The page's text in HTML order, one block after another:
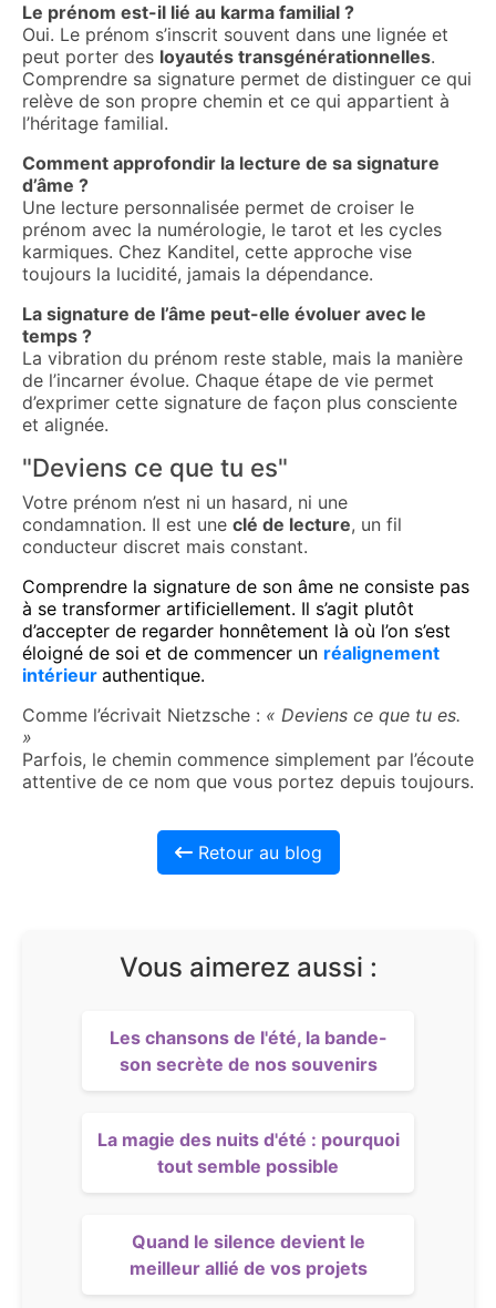
Le prénom est-il lié au karma familial ?
Oui. Le prénom s’inscrit souvent dans une lignée et
peut porter des loyautés transgénérationnelles.
Comprendre sa signature permet de distinguer ce qui
relève de son propre chemin et ce qui appartient à
l’héritage familial.
Comment approfondir la lecture de sa signature
d’âme ?
Une lecture personnalisée permet de croiser le
prénom avec la numérologie, le tarot et les cycles
karmiques. Chez Kanditel, cette approche vise
toujours la lucidité, jamais la dépendance.
La signature de l’âme peut-elle évoluer avec le
temps ?
La vibration du prénom reste stable, mais la manière
de l’incarner évolue. Chaque étape de vie permet
d’exprimer cette signature de façon plus consciente
et alignée.
"Deviens ce que tu es"
Votre prénom n’est ni un hasard, ni une
condamnation. Il est une clé de lecture, un fil
conducteur discret mais constant.
Comprendre la signature de son âme ne consiste pas
à se transformer artificiellement. Il s’agit plutôt
d’accepter de regarder honnêtement là où l’on s’est
éloigné de soi et de commencer un réalignement
intérieur authentique.
Comme l’écrivait Nietzsche : « Deviens ce que tu es.
»
Parfois, le chemin commence simplement par l’écoute
attentive de ce nom que vous portez depuis toujours.
Retour au blog
Vous aimerez aussi :
Les chansons de l'été, la bande-
son secrète de nos souvenirs
La magie des nuits d'été : pourquoi
tout semble possible
Quand le silence devient le
meilleur allié de vos projets